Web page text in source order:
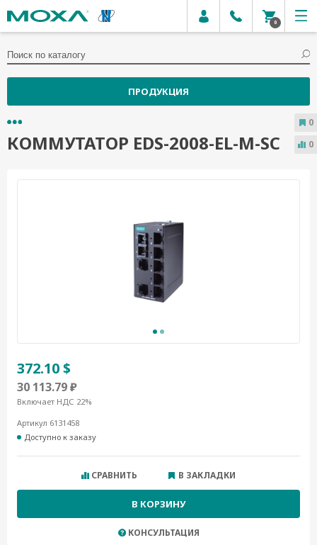
0
ПРОДУКЦИЯ
КОММУТАТОР EDS-2008-EL-M-SC
372.10 $
30 113.79 ₽
Включает НДС 22%
Артикул 6131458
Доступно к заказу
СРАВНИТЬ В ЗАКЛАДКИ
В КОРЗИНУ
КОНСУЛЬТАЦИЯ
0
0